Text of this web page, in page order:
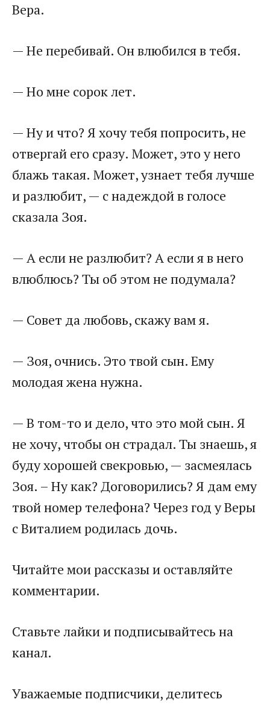
Вера.
— Не перебивай. Он влюбился в тебя.
— Но мне сорок лет.
— Ну и что? Я хочу тебя попросить, не
отвергай его сразу. Может, это у него
блажь такая. Может, узнает тебя лучше
и разлюбит, — с надеждой в голосе
сказала Зоя.
— А если не разлюбит? А если я в него
влюблюсь? Ты об этом не подумала?
— Совет да любовь, скажу вам я.
— Зоя, очнись. Это твой сын. Ему
молодая жена нужна.
— В том-то и дело, что это мой сын. Я
не хочу, чтобы он страдал. Ты знаешь, я
буду хорошей свекровью, — засмеялась
Зоя. – Ну как? Договорились? Я дам ему
твой номер телефона? Через год у Веры
с Виталием родилась дочь.
Читайте мои рассказы и оставляйте
комментарии.
Ставьте лайки и подписывайтесь на
канал.
Уважаемые подписчики, делитесь